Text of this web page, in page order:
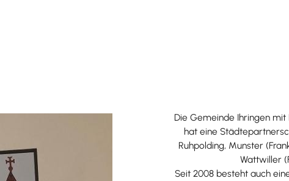
Die Gemeinde Ihringen
hat eine
Ruhpolding, Munster
Wattwiller
Seit 2008 besteht auch